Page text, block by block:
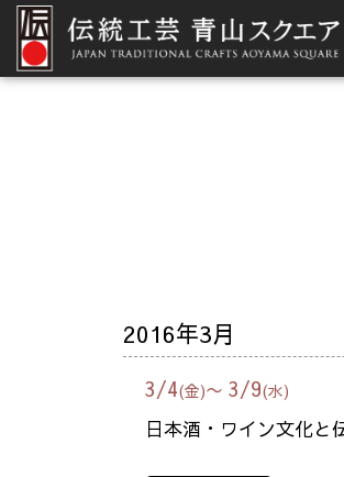
2016年3月
3/4(金)〜 3/9(水)
日本酒・ワイン文化と